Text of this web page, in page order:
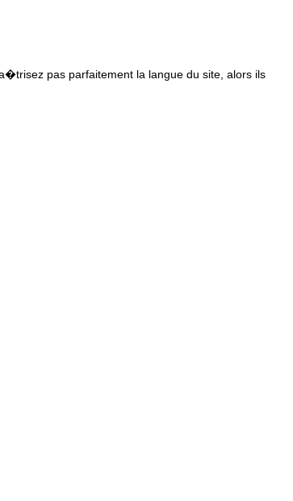
pas parfaitement la langue du site, alors ils